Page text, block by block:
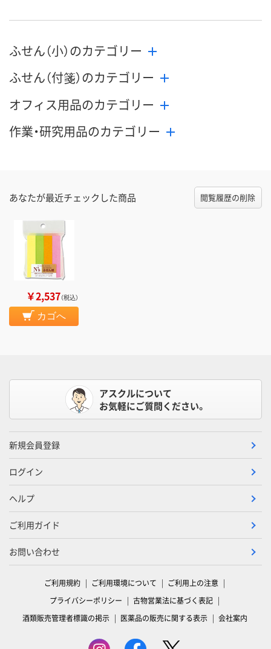
ふせん（小）のカテゴリー
ふせん（付箋）のカテゴリー
オフィス用品のカテゴリー
作業・研究用品のカテゴリー
あなたが最近チェックした商品 閲覧履歴の削除
￥2,537（税込）
カゴへ
アスクルについて
お気軽にご質問ください。
新規会員登録
ログイン
ヘルプ
ご利用ガイド
お問い合わせ
ご利用規約 ご利用環境について
ご利用上の注意
プライバシーポリシー
古物営業法に基づく表記
酒類販売管理者標識の掲示
医薬品の販売に関する表示 会社案内